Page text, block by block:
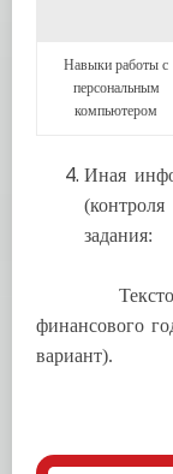
Навыки работы с
персональным
компьютером
Иная
задания:
Текстовой
финансового
вариант).